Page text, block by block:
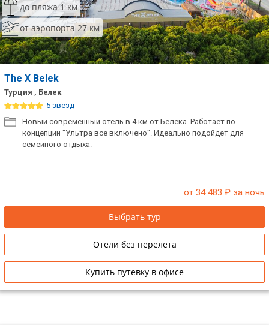
до пляжа 1 км
от аэропорта 27 км
The X Belek
Турция , Белек
5 звёзд
Новый современный отель в 4 км от Белека. Работает по
концепции "Ультра все включено". Идеально подойдет для
семейного отдыха.
от 34 483 ₽ за ночь
Выбрать тур
Отели без перелета
Купить путевку в офисе